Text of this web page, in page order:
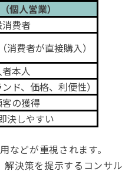
個人営業）
費者
費者が直接購入）
本人
ド、価格、利便性）
の獲得
決しやすい
どが重視されます。
決策を提示するコンサル